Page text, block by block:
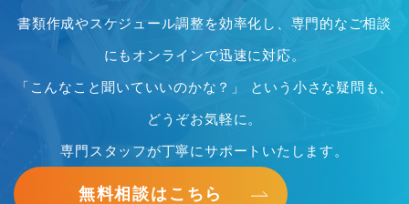
書類作成やスケジュール調整を効率化し、専門的なご相談
にもオンラインで迅速に対応。
「こんなこと聞いていいのかな？」 という小さな疑問も、
どうぞお気軽に。
専門スタッフが丁寧にサポートいたします。
無料相談はこちら